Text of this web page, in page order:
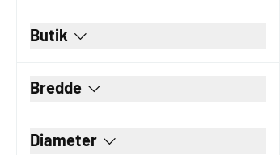
Butik
Bredde
Diameter